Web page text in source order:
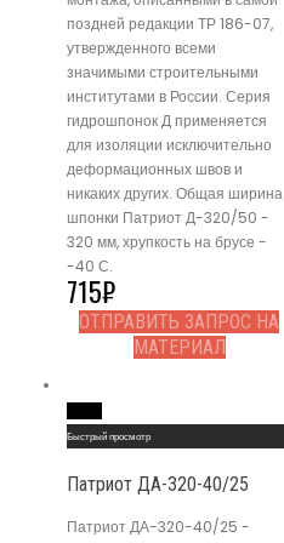
поздней редакции ТР 186-07,
утвержденного всеми
значимыми строительными
институтами в России. Серия
гидрошпонок Д применяется
для изоляции исключительно
деформационных швов и
никаких других. Общая ширина
шпонки Патриот Д-320/50 -
320 мм, хрупкость на брусе -
-40 С.
715₽
ОТПРАВИТЬ ЗАПРОС НА
МАТЕРИАЛ
Быстрый просмотр
Патриот ДА-320-40/25
Патриот ДА-320-40/25 -